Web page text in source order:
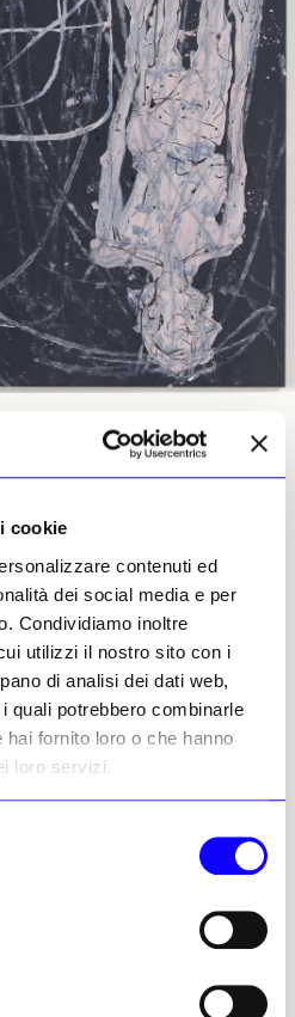
cookie
contenuti ed
dei social media e per
Condividiamo inoltre
utilizzi il nostro sito con i
di analisi dei dati web,
quali potrebbero combinarle
fornito loro o che hanno
loro servizi.
damals», 2025. © the artist. Photo: Jochen
of Thaddaeus Ropac
Kretzschmar
mentre erano
A Baselitz piacciono
» e, nei suoi famosi
che definisce «le
soggetto stesso per creare
la tecnica di utilizzare una
una svolta